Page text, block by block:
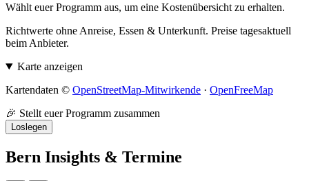
Wählt euer Programm aus, um eine Kostenübersicht zu erhalten.
Richtwerte ohne Anreise, Essen & Unterkunft. Preise tagesaktuell
beim Anbieter.
Karte anzeigen
Kartendaten © OpenStreetMap-Mitwirkende · OpenFreeMap
🎉 Stellt euer Programm zusammen
Loslegen
Bern Insights & Termine